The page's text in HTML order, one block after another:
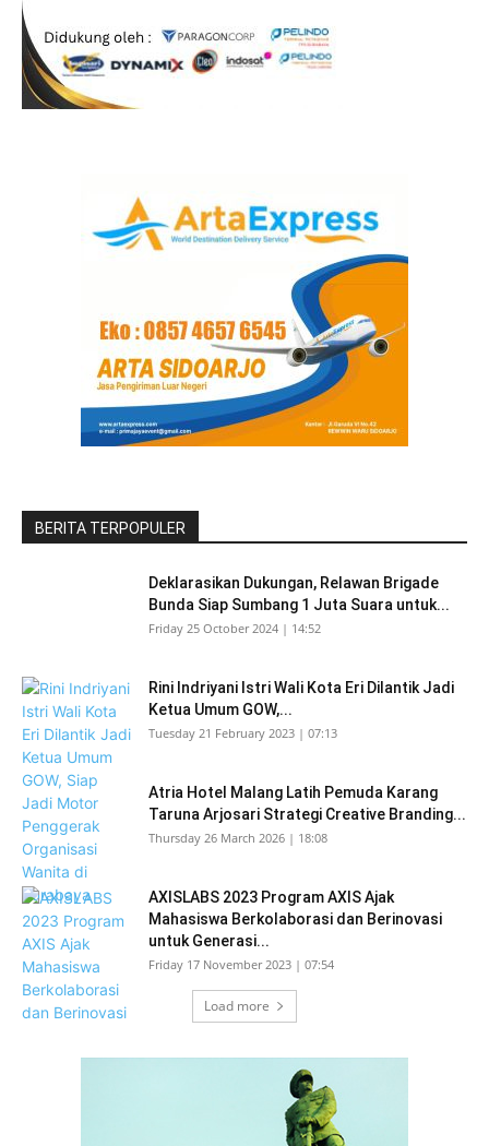
BERITA TERPOPULER
Deklarasikan Dukungan, Relawan Brigade
Bunda Siap Sumbang 1 Juta Suara untuk...
Friday 25 October 2024 | 14:52
Rini Indriyani Istri Wali Kota Eri Dilantik Jadi
Ketua Umum GOW,...
Tuesday 21 February 2023 | 07:13
Atria Hotel Malang Latih Pemuda Karang
Taruna Arjosari Strategi Creative Branding...
Thursday 26 March 2026 | 18:08
AXISLABS 2023 Program AXIS Ajak
Mahasiswa Berkolaborasi dan Berinovasi
untuk Generasi...
Friday 17 November 2023 | 07:54
Load more